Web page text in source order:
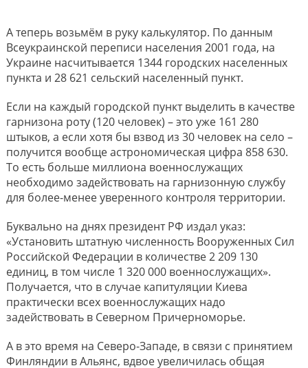
А теперь возьмём в руку калькулятор. По данным
Всеукраинской переписи населения 2001 года, на
Украине насчитывается 1344 городских населенных
пункта и 28 621 сельский населенный пункт.
Если на каждый городской пункт выделить в качестве
гарнизона роту (120 человек) – это уже 161 280
штыков, а если хотя бы взвод из 30 человек на село –
получится вообще астрономическая цифра 858 630.
То есть больше миллиона военнослужащих
необходимо задействовать на гарнизонную службу
для более-менее уверенного контроля территории.
Буквально на днях президент РФ издал указ:
«Установить штатную численность Вооруженных Сил
Российской Федерации в количестве 2 209 130
единиц, в том числе 1 320 000 военнослужащих».
Получается, что в случае капитуляции Киева
практически всех военнослужащих надо
задействовать в Северном Причерноморье.
А в это время на Северо-Западе, в связи с принятием
Финляндии в Альянс, вдвое увеличилась общая